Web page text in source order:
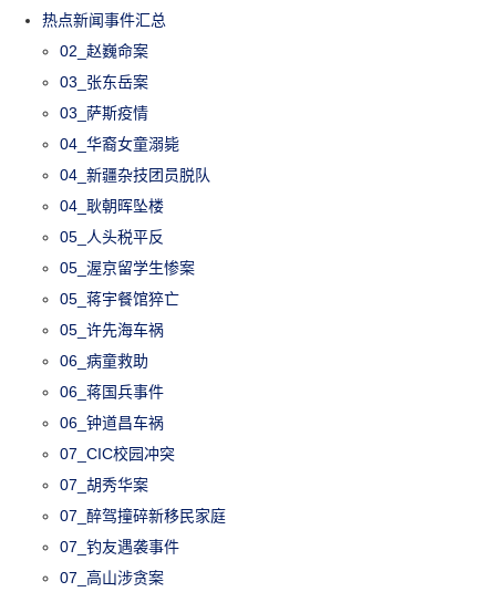
热点新闻事件汇总
02_赵巍命案
03_张东岳案
03_萨斯疫情
04_华裔女童溺毙
04_新疆杂技团员脱队
04_耿朝晖坠楼
05_人头税平反
05_渥京留学生惨案
05_蒋宇餐馆猝亡
05_许先海车祸
06_病童救助
06_蒋国兵事件
06_钟道昌车祸
07_CIC校园冲突
07_胡秀华案
07_醉驾撞碎新移民家庭
07_钓友遇袭事件
07_高山涉贪案